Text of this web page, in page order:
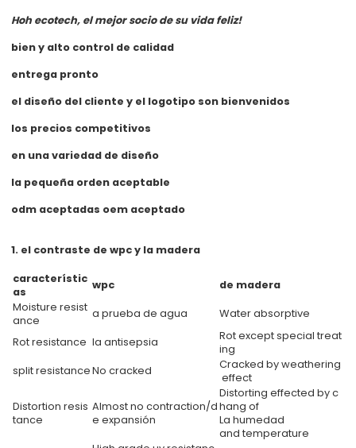
Hoh ecotech, el mejor socio de su vida feliz!
bien y alto control de calidad
entrega pronto
el diseño del cliente y el logotipo son bienvenidos
los precios competitivos
en una variedad de diseño
la pequeña orden aceptable
odm aceptadas oem aceptado
1. el contraste de wpc y la madera
característic
as
wpc
de madera
Moisture resist
ance
a prueba de agua
Water absorptive
Rot resistance la antisepsia
Rot except special treat
ing
splitresistanceNo cracked
Cracked by weathering
effect
Distortion resis
tance
Almost no contraction/d
e expansión
Distorting effected by c
hang of
La humedad
and temperature